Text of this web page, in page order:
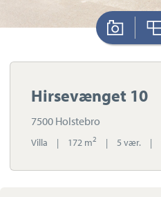
Hirsevænget 10
7500 Holstebro
Villa | 172 m2 | 5 vær. |